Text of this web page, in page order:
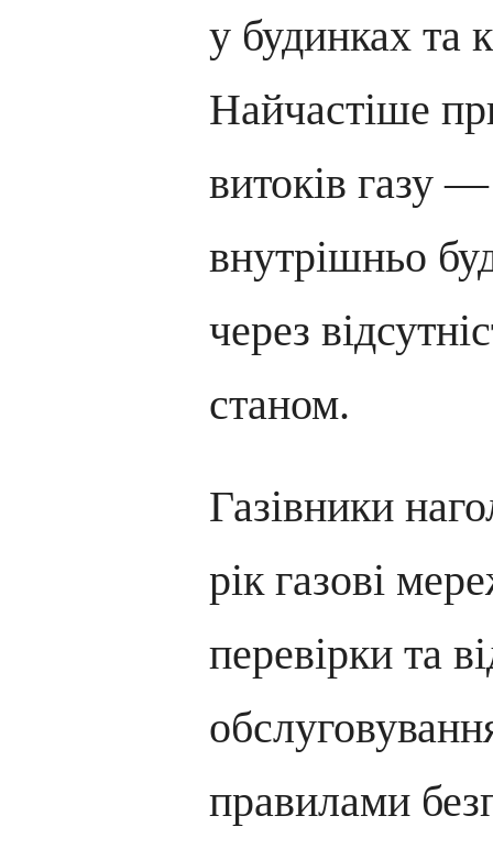
у будинках та
Найчастіше
витоків газу
внутрішньо
через
станом.
Газівники
рік газові
перевірки та
правилами